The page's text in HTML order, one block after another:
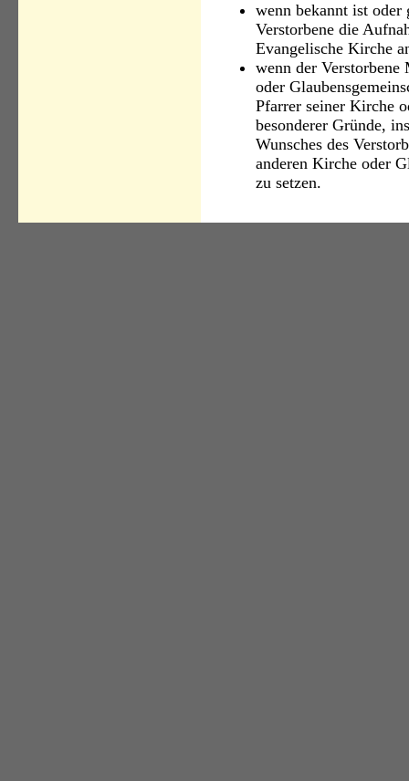
wenn bekannt ist oder
Verstorbene die
Evangelische Kirche
wenn der
oder
Pfarrer seiner Kirche
besonderer Gründe,
Wunsches des
anderen Kirche oder
zu setzen.